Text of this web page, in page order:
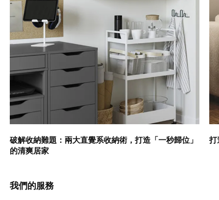
破解收納難題：兩大直覺系收納術，打造「一秒歸位」
的清爽居家
打
我們的服務